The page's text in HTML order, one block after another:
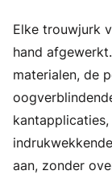
Elke trouwjurk
hand
materialen, de
aan, zonder